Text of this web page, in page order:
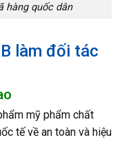
hàng quốc dân
làm đối tác
mỹ phẩm chất
tế về an toàn và hiệu